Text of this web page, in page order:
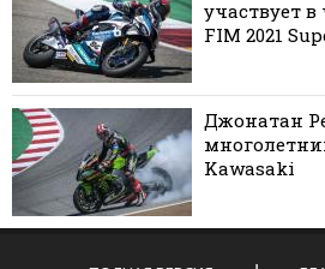
участвует
FIM 2021
Джонатан
Kawasaki